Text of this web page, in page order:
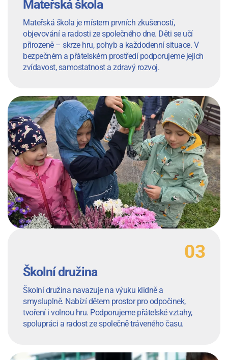
Mateřská škola
Mateřská škola je místem prvních zkušeností,
objevování a radosti ze společného dne. Děti se učí
přirozeně – skrze hru, pohyb a každodenní situace. V
bezpečném a přátelském prostředí podporujeme jejich
zvídavost, samostatnost a zdravý rozvoj.
Školní družina
Školní družina navazuje na výuku klidně a
smysluplně. Nabízí dětem prostor pro odpočinek,
tvoření i volnou hru. Podporujeme přátelské vztahy,
spolupráci a radost ze společně tráveného času.